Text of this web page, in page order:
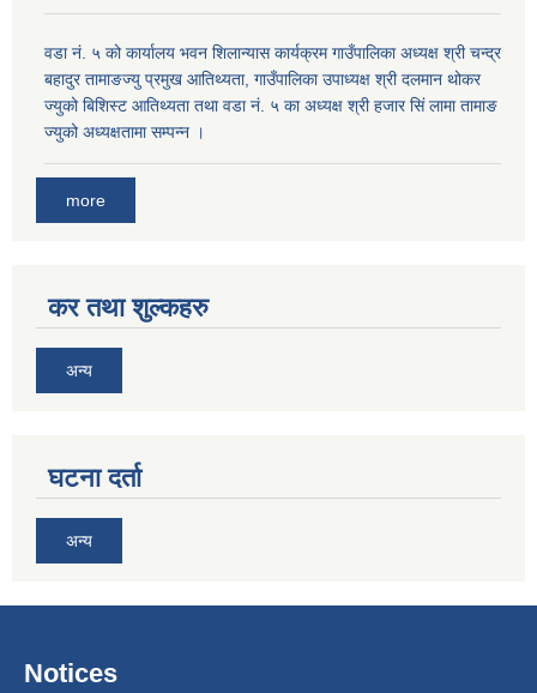
वडा नं. ५ को कार्यालय भवन शिलान्यास कार्यक्रम गाउँपालिका अध्यक्ष श्री चन्द्र
बहादुर तामाङज्यु प्रमुख आतिथ्यता, गाउँपालिका उपाध्यक्ष श्री दलमान थोकर
ज्युको बिशिस्ट आतिथ्यता तथा वडा नं. ५ का अध्यक्ष श्री हजार सिं लामा तामाङ
ज्युको अध्यक्षतामा सम्पन्न ।
more
कर तथा शुल्कहरु
अन्य
घटना दर्ता
अन्य
Notices